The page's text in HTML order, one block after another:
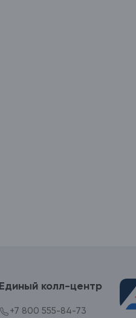
Единый колл-центр
+7 800 555-84-73